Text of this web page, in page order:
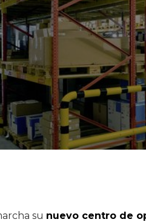
su nuevo centro de